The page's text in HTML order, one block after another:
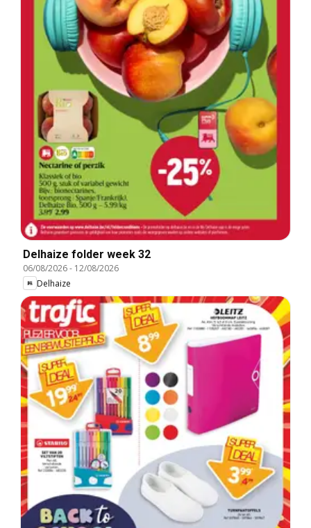
Delhaize folder week 32
06/08/2026- 12/08/2026
Delhaize